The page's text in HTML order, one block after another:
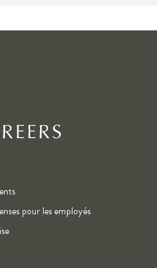
pour les employés